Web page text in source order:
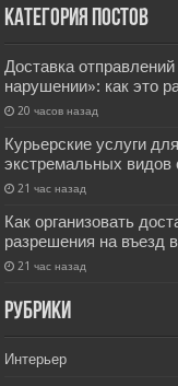
Категория постов
Доставка
нарушении»: как это
20 часов назад
Курьерские услуги
экстремальных
21 час назад
Как организовать
разрешения на въезд
21 час назад
РУбрики
Интерьер